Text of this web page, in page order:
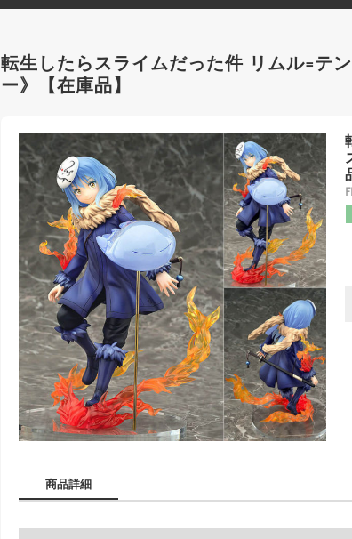
転生したらスライムだった件 リムル=テ
ー》【在庫品】
商品詳細